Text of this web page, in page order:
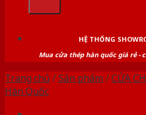
HỆ THỐNG
Mua cửa thép hàn quốc giá rẻ -
Trang chủ /Sản phẩm /CỬA
Hàn Quốc